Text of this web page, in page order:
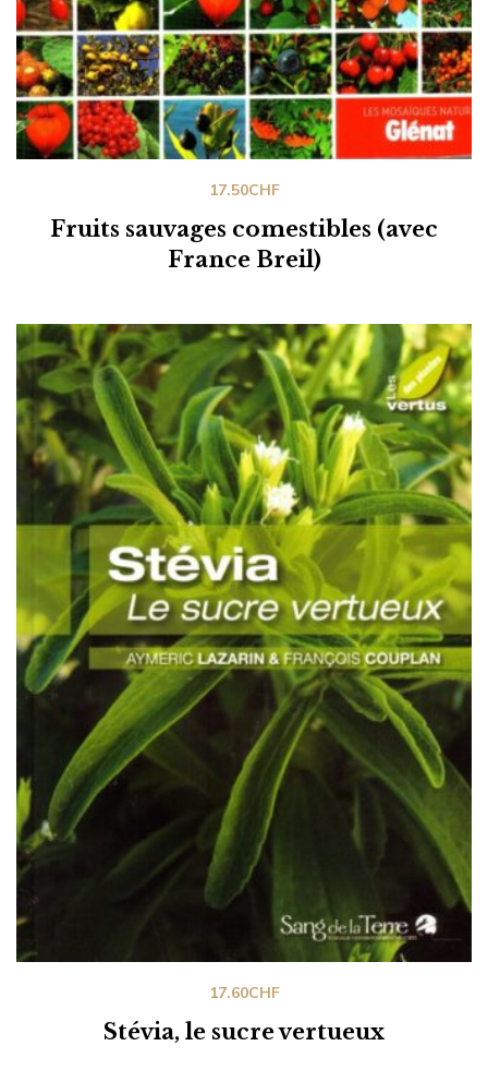
Fruits sauvages comestibles (avec
France Breil)
17.50CHF
Stévia, le sucre vertueux
17.60CHF